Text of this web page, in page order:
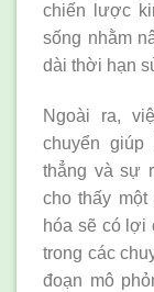
chiến lược
sống nhằm
dài thời hạn
Ngoài ra,
chuyển giúp
thẳng và sự
cho thấy
hóa sẽ có lợi
trong các
đoạn mô